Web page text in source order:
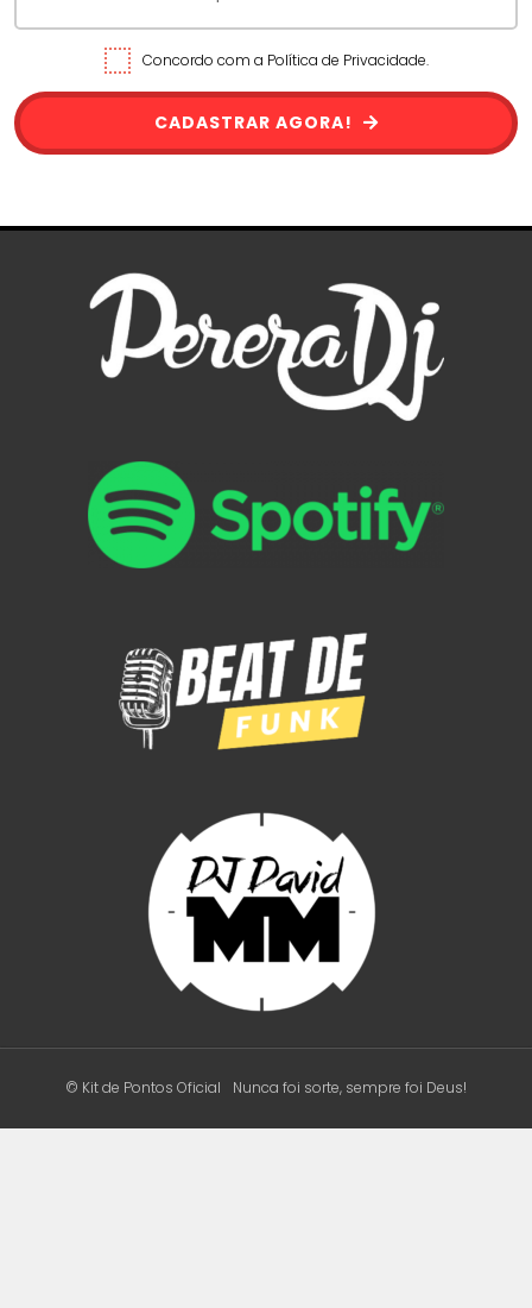
Concordo com a Política de Privacidade.
CADASTRAR AGORA!
© Kit de Pontos Oficial Nunca foi sorte, sempre foi Deus!